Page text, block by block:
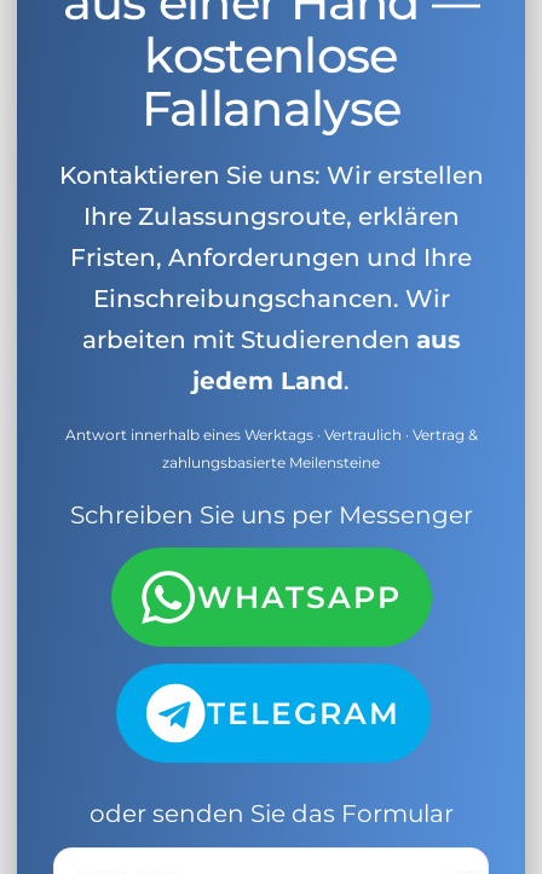
kostenlose
Fallanalyse
Kontaktieren Sie uns: Wir erstellen
Ihre Zulassungsroute, erklären
Fristen, Anforderungen und Ihre
Einschreibungschancen. Wir
arbeiten mit Studierenden aus
jedem Land.
Antwort innerhalb eines Werktags · Vertraulich · Vertrag &
zahlungsbasierte Meilensteine
Schreiben Sie uns per Messenger
WHATSAPP
TELEGRAM
oder senden Sie das Formular